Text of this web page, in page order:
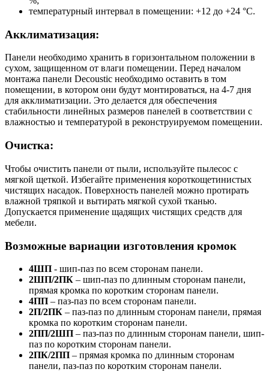
температурный интервал в помещении: +12 до +24 °С.
Акклиматизация:
Панели необходимо хранить в горизонтальном положении в
сухом, защищенном от влаги помещении. Перед началом
монтажа панели Decoustic необходимо оставить в том
помещении, в котором они будут монтироваться, на 4-7 дня
для акклиматизации. Это делается для обеспечения
стабильности линейных размеров панелей в соответствии с
влажностью и температурой в реконструируемом помещении.
Очистка:
Чтобы очистить панели от пыли, используйте пылесос с
мягкой щеткой. Избегайте применения короткощетинистых
чистящих насадок. Поверхность панелей можно протирать
влажной тряпкой и вытирать мягкой сухой тканью.
Допускается применение щадящих чистящих средств для
мебели.
Возможные вариации изготовления кромок
4ШП - шип-паз по всем сторонам панели.
2ШП/2ПК – шип-паз по длинным сторонам панели,
прямая кромка по коротким сторонам панели.
4ПП – паз-паз по всем сторонам панели.
2П/2ПК – паз-паз по длинным сторонам панели, прямая
кромка по коротким сторонам панели.
2ПП/2ШП – паз-паз по длинным сторонам панели, шип-
паз по коротким сторонам панели.
2ПК/2ПП – прямая кромка по длинным сторонам
панели, паз-паз по коротким сторонам панели.